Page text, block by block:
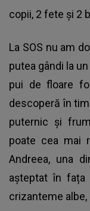
copii, 2 fete și 2
La SOS nu am
putea gândi la
pui de floare
descoperă în
puternic și
poate cea mai
Andreea, una
așteptat în
crizanteme